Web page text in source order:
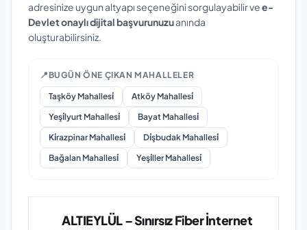
adresinize uygun altyapı seçeneğini sorgulayabilir vee-
Devlet onaylı dijital başvurunuzuanında
oluşturabilirsiniz.
📍 BUGÜN ÖNE ÇIKAN MAHALLELER
Taşköy Mahallesi̇
Atköy Mahallesi̇
Yeşi̇lyurt Mahallesi̇
Bayat Mahallesi̇
Ki̇razpinar Mahallesi̇
Di̇şbudak Mahallesi̇
Bağalan Mahallesi̇
Yeşi̇ller Mahallesi̇
ALTIEYLÜL – Sınırsız Fiber İnternet